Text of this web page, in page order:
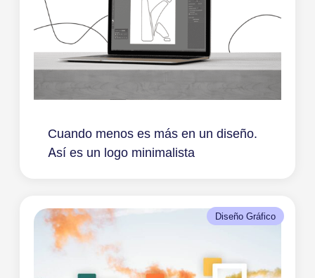
Cuando menos es más en un diseño.
Así es un logo minimalista
Diseño Gráfico